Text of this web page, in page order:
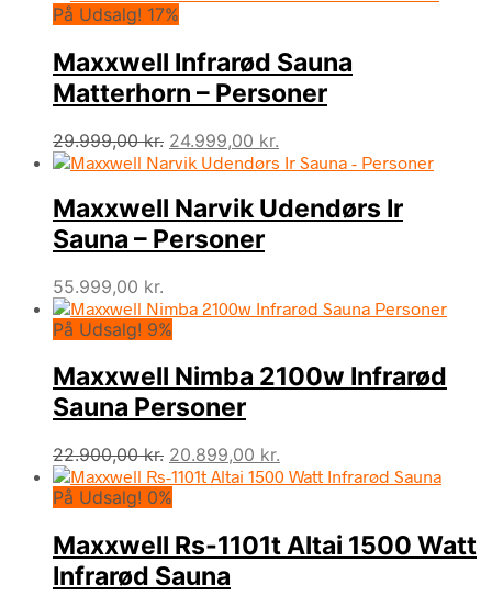
pris
29.999,00 kr..27.999,00 kr..
På Udsalg! 17%
Maxxwell Infrarød Sauna
Matterhorn – Personer
29.999,00kr. Den
oprindelige
var:
29.999,00 kr..
24.999,00 kr.
aktuelle
er:
24.999,00 kr..
Maxxwell Narvik Udendørs Ir
Sauna – Personer
55.999,00 kr.
På Udsalg! 9%
Maxxwell Nimba 2100w Infrarød
Sauna Personer
22.900,00kr. Den
oprindelige
pris
22.900,00 kr..
20.899,00 kr.
aktuelle
20.899,00 kr..
På Udsalg! 0%
Maxxwell Rs-1101t Altai 1500 Watt
Infrarød Sauna